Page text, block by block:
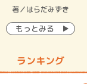
著／はらだみずき
もっとみる
ランキング